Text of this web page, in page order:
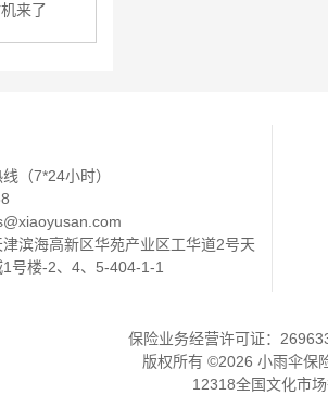
来了
（7*24小时）
滨海高新区华苑产业区工华道2号天
号楼-2、4、5-404-1-1
保险业务经营许可证：
版权所有 ©2026 小雨伞保
12318全国文化市